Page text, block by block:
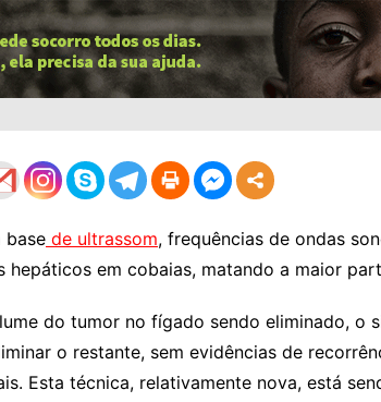
base de ultrassom, frequências de ondas
hepáticos em cobaias, matando a maior
do tumor no fígado sendo eliminado, o
o restante, sem evidências de
Esta técnica, relativamente nova, está